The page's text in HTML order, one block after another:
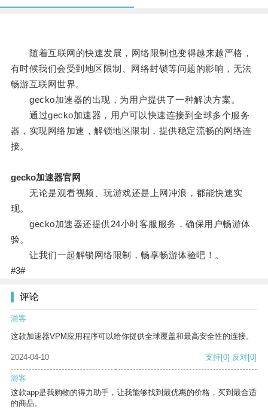
随着互联网的快速发展，网络限制也变得越来越严格，
有时候我们会受到地区限制、网络封锁等问题的影响，无法
畅游互联网世界。
gecko加速器的出现，为用户提供了一种解决方案。
通过gecko加速器，用户可以快速连接到全球多个服务
器，实现网络加速，解锁地区限制，提供稳定流畅的网络连
接。
gecko加速器官网
无论是观看视频、玩游戏还是上网冲浪，都能快速实
现。
gecko加速器还提供24小时客服服务，确保用户畅游体
验。
让我们一起解锁网络限制，畅享畅游体验吧！。
#3#
评论
游客
这款加速器VPM应用程序可以给你提供全球覆盖和最高安全性的连接。
2024-04-10 支持[0] 反对[0]
游客
这款app是我购物的得力助手，让我能够找到最优惠的价格，买到最合适
的商品。